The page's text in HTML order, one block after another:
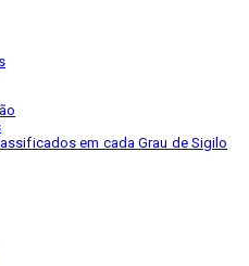
em cada Grau de Sigilo